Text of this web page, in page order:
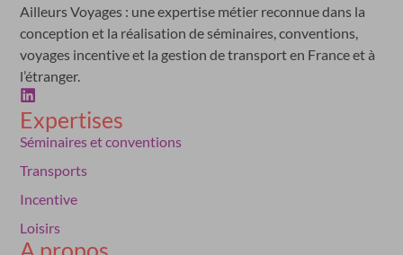
Ailleurs Voyages : une expertise métier reconnue dans la
conception et la réalisation de séminaires, conventions,
voyages incentive et la gestion de transport en France et à
l’étranger.
Expertises
Séminaires et conventions
Transports
Incentive
Loisirs